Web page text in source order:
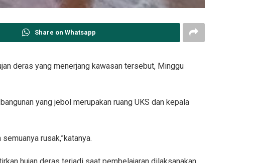
Share on Whatsapp
deras yang menerjang kawasan tersebut, Minggu
yang jebol merupakan ruang UKS dan kepala
rusak,”katanya.